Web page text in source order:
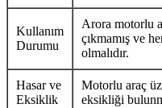
Kullanım
Durumu
Arora motorlu
çıkmamış ve
olmalıdır.
Hasar ve
Eksiklik
Motorlu araç
eksikliği